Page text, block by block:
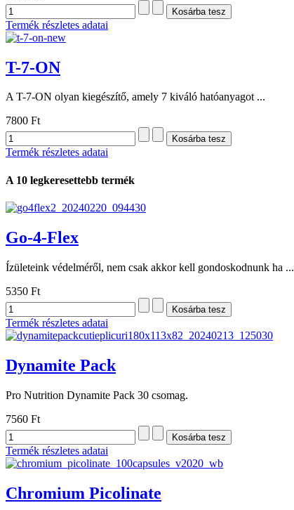
Termék részletes adatai
T-7-ON
A T-7-ON olyan kiegészítő, amely 7 kiváló hatóanyagot ...
7800 Ft
Termék részletes adatai
A 10 legkeresettebb termék
Go-4-Flex
Ízületeink védelméről, nem csak akkor kell gondoskodnunk ha ...
5350 Ft
Termék részletes adatai
Dynamite Pack
Pro Nutrition Dynamite Pack 30 csomag.
7560 Ft
Termék részletes adatai
Chromium Picolinate